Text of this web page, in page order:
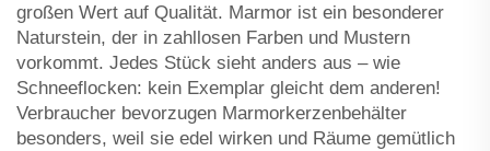
großen Wert auf Qualität. Marmor ist ein besonderer
Naturstein, der in zahllosen Farben und Mustern
vorkommt. Jedes Stück sieht anders aus – wie
Schneeflocken: kein Exemplar gleicht dem anderen!
Verbraucher bevorzugen Marmorkerzenbehälter
besonders, weil sie edel wirken und Räume gemütlich